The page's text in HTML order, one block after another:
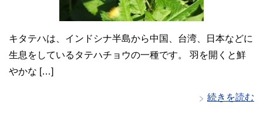
キタテハは、インドシナ半島から中国、台湾、日本などに
生息をしているタテハチョウの一種です。 羽を開くと鮮
やかな […]
続きを読む